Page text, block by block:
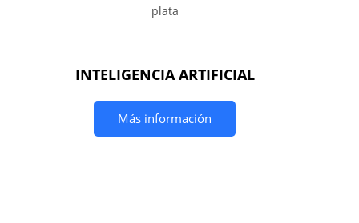
INTELIGENCIA ARTIFICIAL
Más información